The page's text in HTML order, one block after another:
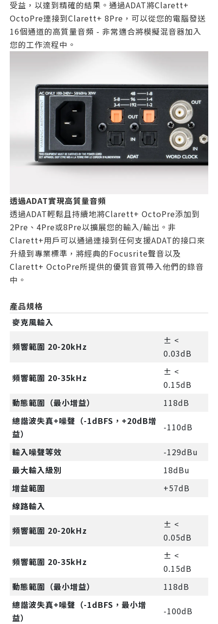
受益，以達到精確的結果。通過ADAT將Clarett+
OctoPre連接到Clarett+ 8Pre，可以從您的電腦發送
16個通道的高質量音頻 - 非常適合將模擬混音器加入
您的工作流程中。
透過ADAT實現高質量音頻
透過ADAT輕鬆且持續地將Clarett+ OctoPre添加到
2Pre、4Pre或8Pre以擴展您的輸入/輸出。非
Clarett+用戶可以通過連接到任何支援ADAT的接口來
升級到專業標準，將經典的Focusrite聲音以及
Clarett+ OctoPre所提供的優質音質帶入他們的錄音
中。
產品規格
麥克風輸入
頻響範圍 20-20kHz
± <
0.03dB
頻響範圍 20-35kHz
± <
0.15dB
動態範圍（最小增益）
118dB
總諧波失真+噪聲（-1dBFS，+20dB增
益）
-110dB
輸入噪聲等效
-129dBu
最大輸入級別
18dBu
增益範圍
+57dB
線路輸入
頻響範圍 20-20kHz
± <
0.05dB
頻響範圍 20-35kHz
± <
0.15dB
動態範圍（最小增益）
118dB
總諧波失真+噪聲（-1dBFS，最小增
益）
-100dB